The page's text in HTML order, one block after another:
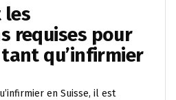
les
requises pour
qu’infirmier
en Suisse, il est